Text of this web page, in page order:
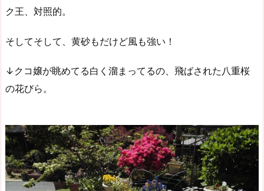
ク王、対照的。
そしてそして、黄砂もだけど風も強い！
↓クコ嬢が眺めてる白く溜まってるの、飛ばされた八重桜
の花びら。